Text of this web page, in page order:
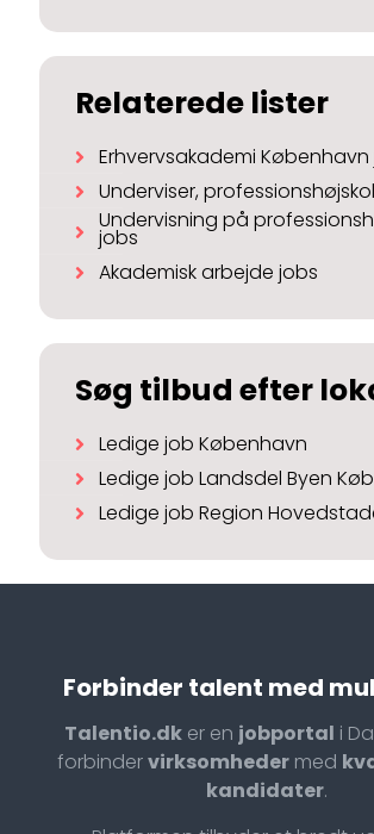
Relaterede lister
Erhvervsakademi København
Underviser,
Undervisning på
jobs
Akademisk arbejde jobs
Søg tilbud efter
Ledige job København
Ledige job Landsdel Byen
Ledige job Region
Forbinder talent med
Talentio.dker en jobportal i
forbindervirksomheder med
kandidater.